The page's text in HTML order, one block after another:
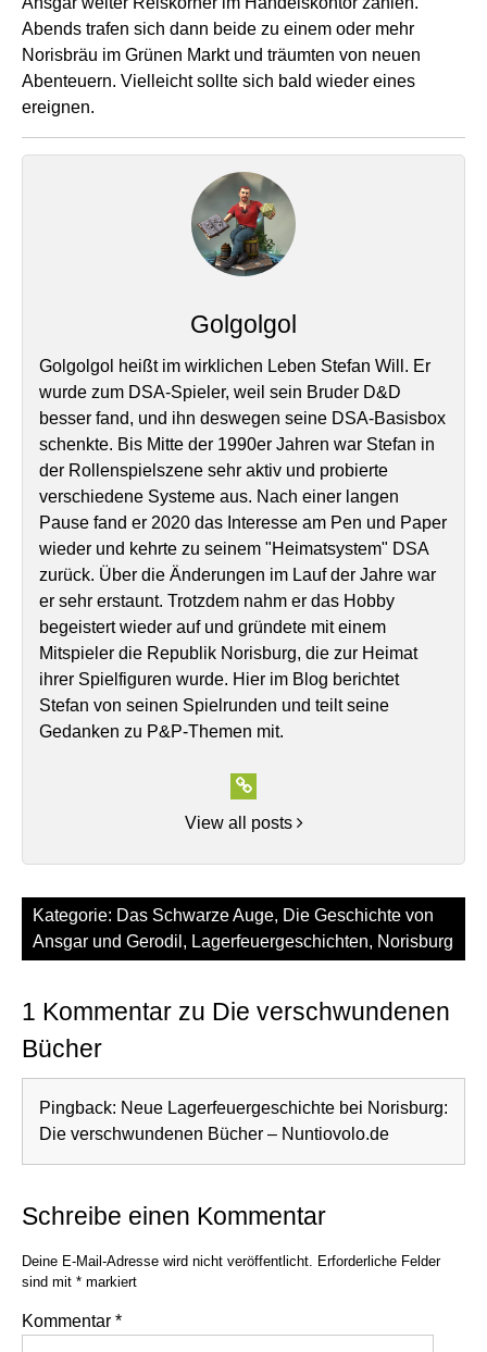
Abends trafen sich dann beide zu einem oder mehr
Norisbräu im Grünen Markt und träumten von neuen
Abenteuern. Vielleicht sollte sich bald wieder eines
ereignen.
Golgolgol
Golgolgol heißt im wirklichen Leben Stefan Will. Er
wurde zum DSA-Spieler, weil sein Bruder D&D
besser fand, und ihn deswegen seine DSA-Basisbox
schenkte. Bis Mitte der 1990er Jahren war Stefan in
der Rollenspielszene sehr aktiv und probierte
verschiedene Systeme aus. Nach einer langen
Pause fand er 2020 das Interesse am Pen und Paper
wieder und kehrte zu seinem "Heimatsystem" DSA
zurück. Über die Änderungen im Lauf der Jahre war
er sehr erstaunt. Trotzdem nahm er das Hobby
begeistert wieder auf und gründete mit einem
Mitspieler die Republik Norisburg, die zur Heimat
ihrer Spielfiguren wurde. Hier im Blog berichtet
Stefan von seinen Spielrunden und teilt seine
Gedanken zu P&P-Themen mit.
View all posts
Kategorie: Das Schwarze Auge, Die Geschichte von
Ansgar und Gerodil , Lagerfeuergeschichten, Norisburg
1 Kommentar zu Die verschwundenen
Bücher
Pingback: Neue Lagerfeuergeschichte bei Norisburg:
Die verschwundenen Bücher – Nuntiovolo.de
Schreibe einen Kommentar
Deine E-Mail-Adresse wird nicht veröffentlicht. Erforderliche Felder
sind mit * markiert
Kommentar *